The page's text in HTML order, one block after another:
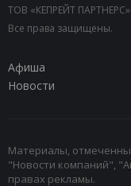
ТОВ «КЕПРЕЙТ
Все права защищены.
Афиша
Новости
Материалы,
"Новости компаний",
правах рекламы.